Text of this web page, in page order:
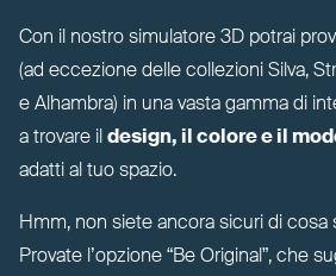
Con il nostro simulatore 3D potrai
(ad eccezione delle col­lezioni Silva,
e Alhambra) in una vasta gamma di
a trovare il design, il colore e il
adatti al tuo spazio.
Hmm, non siete ancora sicuri di cosa
Provate l’opzione “Be Original”, che